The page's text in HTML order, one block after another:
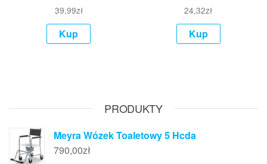
39,99zł
Kup
24,32zł
Kup
PRODUKTY
Meyra Wózek Toaletowy 5 Hcda
790,00zł